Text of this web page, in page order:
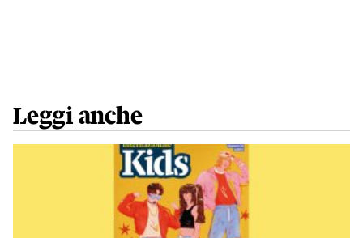
Leggi anche